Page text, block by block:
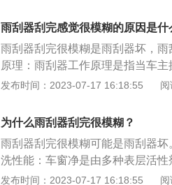
需要利用玻璃清洗剂进行清除了。
变质了，起不到清洁玻璃的作用
璃水。
除。扩展资料：雨刮器的动力源来
器电动机的质量要求是相当高的
的雨刮器电动机一般与蜗轮蜗杆
增扭，其输出轴带动四连杆机构
摆动的运动。
雨刮器刮完感觉很模糊的原因是什
雨刮器刮完很模糊是雨刮器坏，
原理：雨刮器工作原理是指当车
控制器）时，BCM输入给雨刮电
上的雨点及灰尘的设备，以改善驾
发布时间：2023-07-17 16:18:55
为什么雨刮器刮完很模糊？
雨刮器刮完很模糊可能是雨刮器
洗性能：车窗净是由多种表层活
一般情况下具有润湿、渗透、增
发布时间：2023-07-17 16:18:55